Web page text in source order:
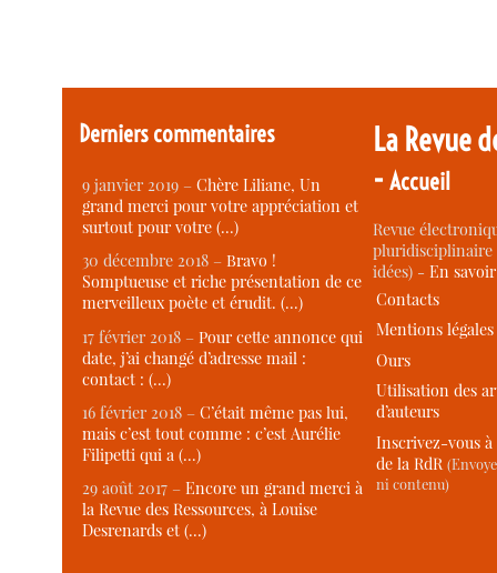
Derniers commentaires
9 janvier 2019 –Chère Liliane, Un
grand merci pour votre appréciation et
surtout pour votre (…)
30 décembre 2018 –Bravo !
Somptueuse et riche présentation de ce
merveilleux poète et érudit. (…)
17 février 2018 –Pour cette annonce qui
date, j’ai changé d’adresse mail :
contact : (…)
16 février 2018 –C’était même pas lui,
mais c’est tout comme : c’est Aurélie
Filipetti qui a (…)
29 août 2017 –Encore un grand merci à
la Revue des Ressources, à Louise
Desrenards et (…)
La Revue
-Accueil
Revue
idées) -En
Contacts
Mentions légales
Ours
Utilisation des
d’auteurs
Inscrivez-vous
de la RdR
ni contenu)